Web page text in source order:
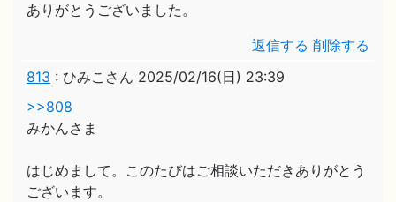
ありがとうございました。
返信する 削除する
813 : ひみこさん 2025/02/16(日) 23:39
>>808
みかんさま
はじめまして。このたびはご相談いただきありがとう
ございます。